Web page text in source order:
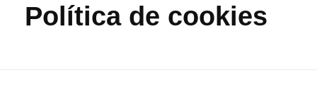
Política de cookies